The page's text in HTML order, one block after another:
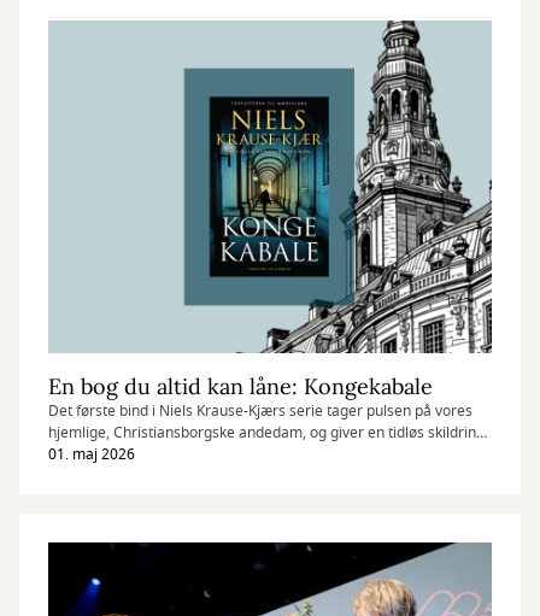
En bog du altid kan låne: Kongekabale
Det første bind i Niels Krause-Kjærs serie tager pulsen på vores
hjemlige, Christiansborgske andedam, og giver en tidløs skildring
af magt.
01. maj 2026